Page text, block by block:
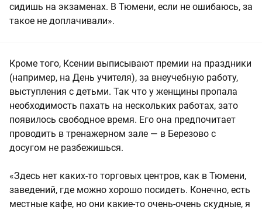
сидишь на экзаменах. В Тюмени, если не ошибаюсь, за
такое не доплачивали».
Кроме того, Ксении выписывают премии на праздники
(например, на День учителя), за внеучебную работу,
выступления с детьми. Так что у женщины пропала
необходимость пахать на нескольких работах, зато
появилось свободное время. Его она предпочитает
проводить в тренажерном зале — в Березово с
досугом не разбежишься.
«Здесь нет каких-то торговых центров, как в Тюмени,
заведений, где можно хорошо посидеть. Конечно, есть
местные кафе, но они какие-то очень-очень скудные, я